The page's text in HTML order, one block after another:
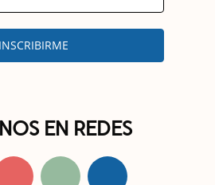
INSCRIBIRME
EN REDES